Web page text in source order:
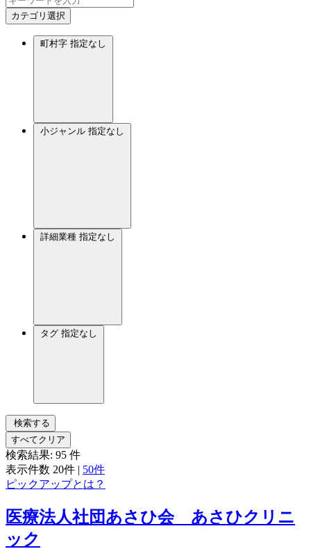
カテゴリ選択
町村字 指定なし
小ジャンル 指定なし
詳細業種 指定なし
タグ 指定なし
検索する
すべてクリア
検索結果: 95 件
表示件数 20件 | 50件
ピックアップとは？
医療法人社団あさひ会 あさひクリニ
ック